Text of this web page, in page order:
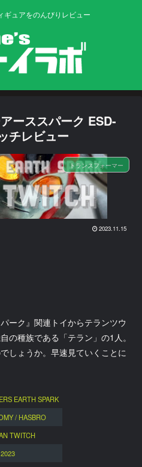
ギュアをのんびりレビュー
ーススパーク ESD-
チレビュー
トランスフォーマー
2023.11.15
ーク』関連トイからテランツウ
の種族である「テラン」の1人。
しょうか。早速見ていくことに
EARTH SPARK
/ HASBRO
TWITCH
2023